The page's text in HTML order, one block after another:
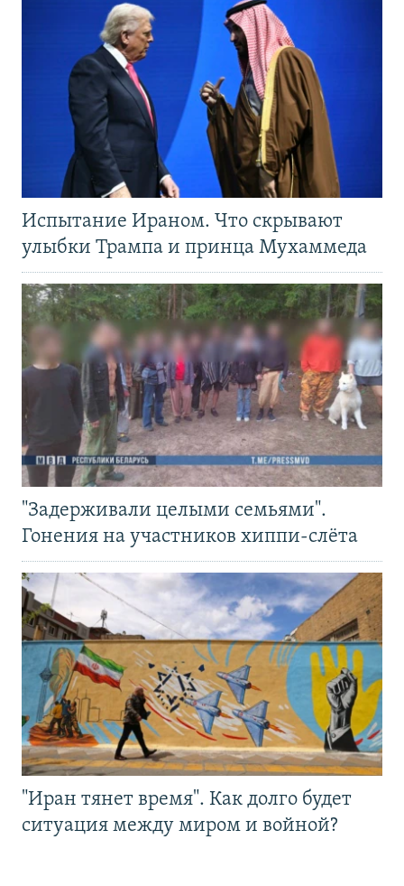
Испытание Ираном. Что скрывают
улыбки Трампа и принца Мухаммеда
"Задерживали целыми семьями".
Гонения на участников хиппи-слёта
"Иран тянет время". Как долго будет
ситуация между миром и войной?